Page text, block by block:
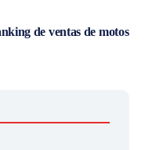
de ventas de motos